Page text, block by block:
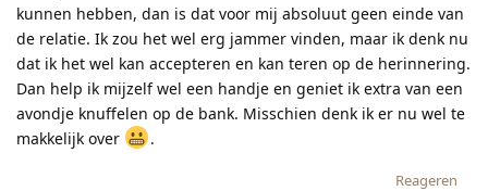
kunnen hebben, dan is dat voor mij absoluut geen einde van
de relatie. Ik zou het wel erg jammer vinden, maar ik denk nu
dat ik het wel kan accepteren en kan teren op de herinnering.
Dan help ik mijzelf wel een handje en geniet ik extra van een
avondje knuffelen op de bank. Misschien denk ik er nu wel te
makkelijk over
.
Reageren